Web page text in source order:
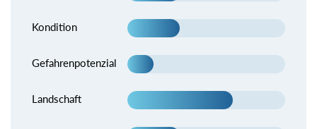
Kondition
Gefahrenpotenzial
Landschaft